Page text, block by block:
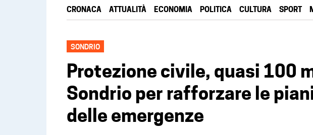
CRONACA
ATTUALITÀ ECONOMIA POLITICA CULTURA SPORT
SONDRIO
Protezione civile, quasi 100
Sondrio per rafforzare le
delle emergenze